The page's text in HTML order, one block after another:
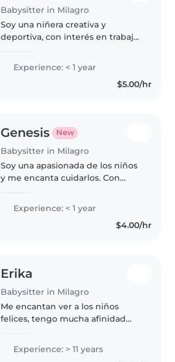
Babysitter in Milagro
Soy una niñera creativa y
deportiva, con interés en trabajar
habilidades en manualidades y
música, y puedo ayudar con
tareas sencillas. Manejo español
Experience: < 1 year
$5.00/hr
Genesis New
Babysitter in Milagro
Soy una apasionada de los niños
y me encanta cuidarlos. Con
juegos, brindo un ambiente
lúdico y seguro. Disponible para
ayudar con tareas también.
Experience: < 1 year
$4.00/hr
Erika
Babysitter in Milagro
Me encantan ver a los niños
felices, tengo mucha afinidad
jugar y divertirse, crear un
ambiente seguro y responsable,
Experience: > 11 years